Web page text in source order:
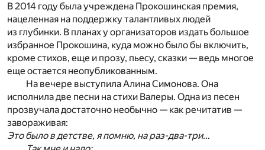
В 2014 году была учреждена Прокошинская премия,
нацеленная на поддержку талантливых людей
из глубинки. В планах у организаторов издать большое
избранное Прокошина, куда можно было бы включить,
кроме стихов, еще и прозу, пьесу, сказки — ведь многое
еще остается неопубликованным.
На вечере выступила Алина Симонова. Она
исполнила две песни на стихи Валеры. Одна из песен
прозвучала достаточно необычно — как речитатив —
завораживая:
Это было в детстве, я помню, на раз-два-три…